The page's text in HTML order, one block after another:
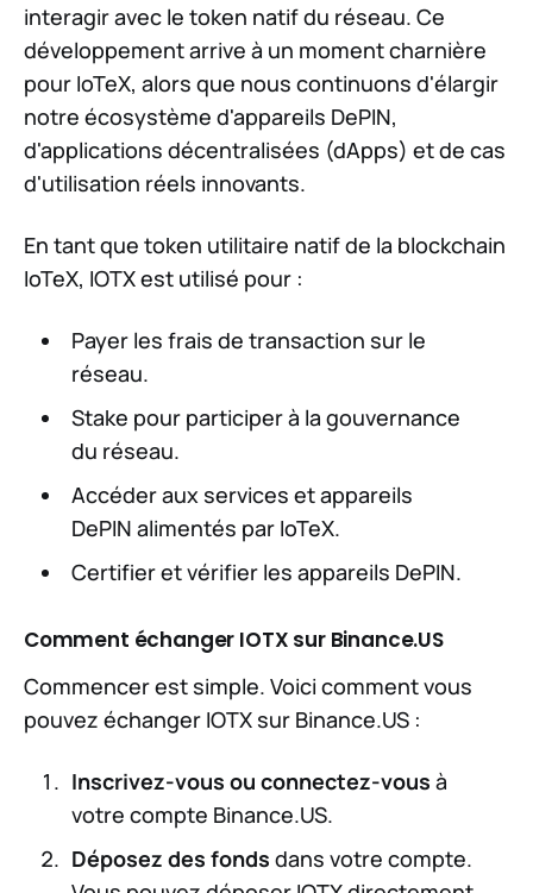
interagir avec le token natif du réseau. Ce
développement arrive à un moment charnière
pour IoTeX, alors que nous continuons d'élargir
notre écosystème d'appareils DePIN,
d'applications décentralisées (dApps) et de cas
d'utilisation réels innovants.
En tant que token utilitaire natif de la blockchain
IoTeX, IOTX est utilisé pour :
Payer les frais de transaction sur le
réseau.
Stake pour participer à la gouvernance
du réseau.
Accéder aux services et appareils
DePIN alimentés par IoTeX.
Certifier et vérifier les appareils DePIN.
Comment échanger IOTX sur Binance.US
Commencer est simple. Voici comment vous
pouvez échanger IOTX sur Binance.US :
Inscrivez-vous ou connectez-vous à
votre compte Binance.US.
Déposez des fonds dans votre compte.